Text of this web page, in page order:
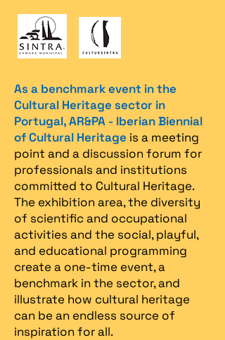
As a benchmark event in the
Cultural Heritage sector in
Portugal, AR&PA - Iberian Biennial
of Cultural Heritage is a meeting
point and a discussion forum for
professionals and institutions
committed to Cultural Heritage.
The exhibition area, the diversity
of scientific and occupational
activities and the social, playful,
and educational programming
create a one-time event, a
benchmark in the sector, and
illustrate how cultural heritage
can be an endless source of
inspiration for all.